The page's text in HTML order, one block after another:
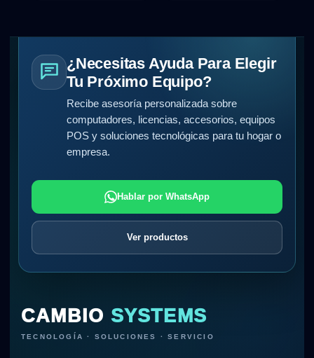
¿Necesitas Ayuda Para Elegir
Tu Próximo Equipo?
Recibe asesoría personalizada sobre
computadores, licencias, accesorios, equipos
POS y soluciones tecnológicas para tu hogar o
empresa.
Hablar por WhatsApp
Ver productos
CAMBIO SYSTEMS
TECNOLOGÍA · SOLUCIONES · SERVICIO